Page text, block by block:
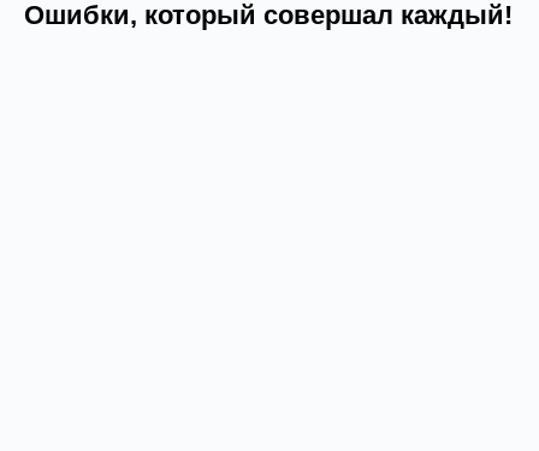
Ошибки, который совершал каждый!